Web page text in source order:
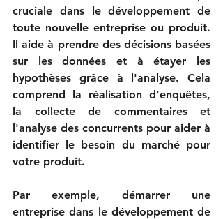
cruciale dans le développement de
toute nouvelle entreprise ou produit.
Il aide à prendre des décisions basées
sur les données et à étayer les
hypothèses grâce à l'analyse. Cela
comprend la réalisation d'enquêtes,
la collecte de commentaires et
l'analyse des concurrents pour aider à
identifier le besoin du marché pour
votre produit.
Par exemple, démarrer une
entreprise dans le développement de